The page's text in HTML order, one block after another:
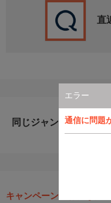
エラー
通信に問題
直
同じジャンルのおすす
キャンペーン・お得な情報